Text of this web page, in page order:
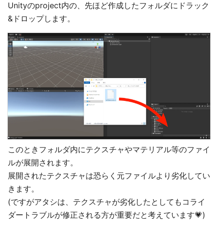
Unityのproject内の、先ほど作成したフォルダにドラック
&ドロップします。
このときフォルダ内にテクスチャやマテリアル等のファイ
ルが展開されます。
展開されたテクスチャは恐らく元ファイルより劣化してい
きます。
(ですがアタシは、テクスチャが劣化したとしてもコライ
ダートラブルが修正される方が重要だと考えています💗)